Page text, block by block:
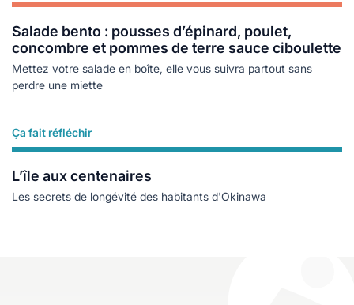
Salade bento : pousses d’épinard, poulet,
concombre et pommes de terre sauce ciboulette
Mettez votre salade en boîte, elle vous suivra partout sans
perdre une miette
Ça fait réfléchir
L’île aux centenaires
Les secrets de longévité des habitants d'Okinawa
Lire plus